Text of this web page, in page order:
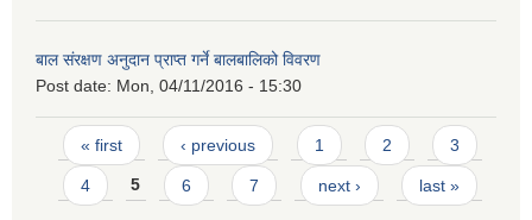
बाल संरक्षण अनुदान प्राप्त गर्ने बालबालिको विवरण
Post date: Mon, 04/11/2016 - 15:30
Pages
« first ‹ previous 1 2 3
4 5 6 7 next › last »